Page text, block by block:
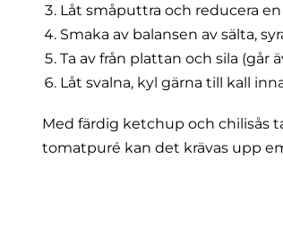
Låt småputtra och reducera
Smaka av balansen av sälta,
Ta av från plattan och sila
Låt svalna, kyl gärna till kall
Med färdig ketchup och chilisås
tomatpuré kan det krävas upp